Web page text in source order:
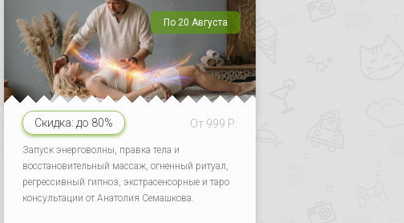
По 20 Августа
Скидка: до 80% От 999 Р.
Запуск энерговолны, правка тела и
восстановительный массаж, огненный ритуал,
регрессивный гипноз, экстрасенсорные и таро
консультации от Анатолия Семашкова.